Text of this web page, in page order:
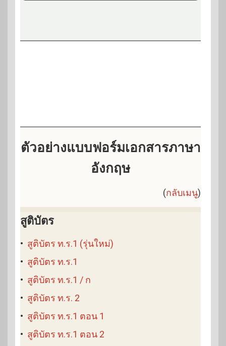
ตัวอย่างแบบฟอร์มเอกสารภาษา
อังกฤษ
(กลับเมนู)
สูติบัตร
• สูติบัตร ท.ร.1 (รุ่นใหม่)
• สูติบัตร ท.ร.1
• สูติบัตร ท.ร.1 / ก
• สูติบัตร ท.ร. 2
• สูติบัตร ท.ร.1 ตอน 1
• สูติบัตร ท.ร.1 ตอน 2